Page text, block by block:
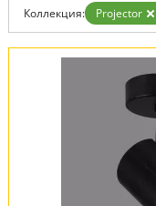
Коллекция: Projector